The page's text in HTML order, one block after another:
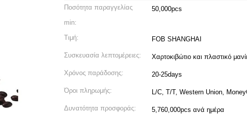
Ποσότητα παραγγελίας
min:
50,000pcs
Τιμή: FOB SHANGHAI
Συσκευασία λεπτομέρειες: Χαρτοκιβώτιο και πλαστικό
Χρόνος παράδοσης: 20-25days
Όροι πληρωμής: L/C, T/T, Western Union,
Δυνατότητα προσφοράς: 5,760,000pcs ανά ημέρα